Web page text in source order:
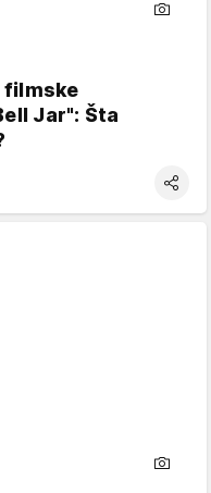
filmske
Jar": Šta